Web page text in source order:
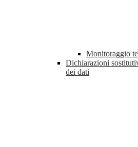
Monitoraggio
Dichiarazioni
dei dati